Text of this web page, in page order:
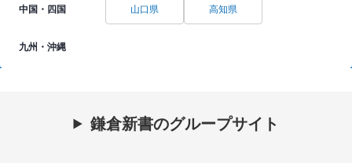
中国・四国 山口県 高知県
九州・沖縄
鎌倉新書のグループサイト